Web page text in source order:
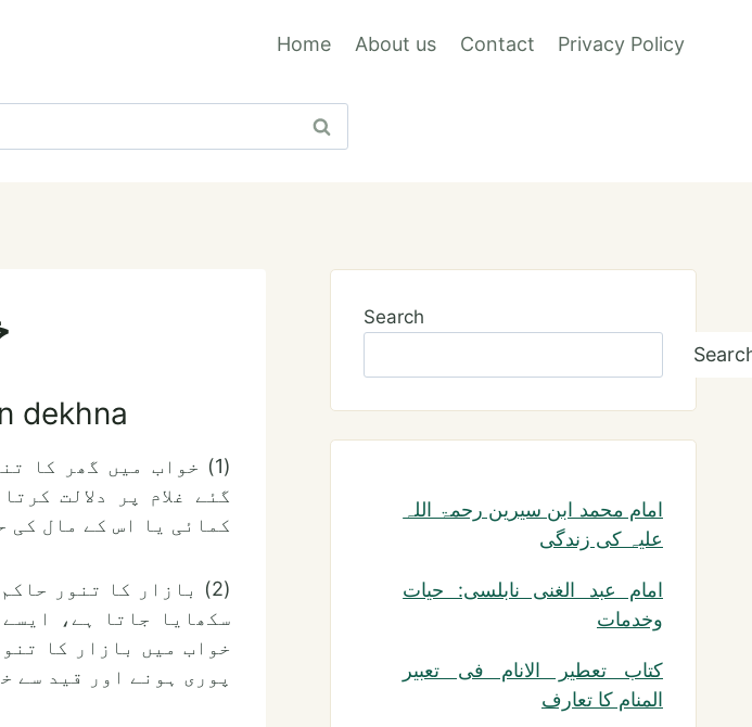
Home About us Contact Privacy Policy
dekhna
(1) خواب میں گھر کا
گئے غلام پر دلالت
کمائی یا اس کے مال کی
(2) بازار کا تنور
سکھایا جاتا ہے،
خواب میں بازار کا
پوری ہونے اور قید سے
Search
امام محمد ابن سیرین رحمۃ اللہ
علیہ کی زندگی
امام عبد الغنی نابلسی: حیات
وخدمات
کتاب تعطیر الانام فی تعبیر
المنام کا تعارف